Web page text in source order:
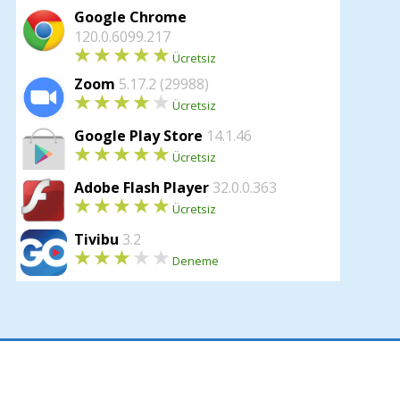
Google Chrome
120.0.6099.217
Ücretsiz
Zoom 5.17.2 (29988)
Ücretsiz
Google Play Store 14.1.46
Ücretsiz
Adobe Flash Player 32.0.0.363
Ücretsiz
Tivibu 3.2
Deneme